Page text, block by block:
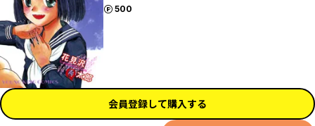
500
ポイント
会員登録して購入する